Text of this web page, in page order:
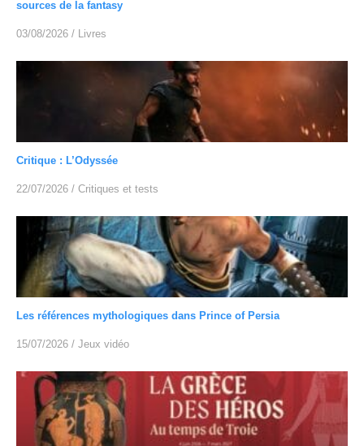
sources de la fantasy
03/08/2026 / Livres
Critique : L’Odyssée
22/07/2026 / Critiques et tests
Les références mythologiques dans Prince of Persia
15/07/2026 / Jeux vidéo